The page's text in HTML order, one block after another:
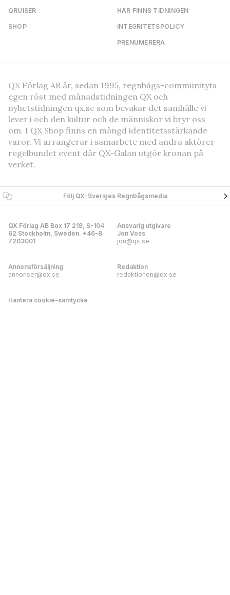
QRUISER
SHOP
HÄR FINNS TIDNINGEN
INTEGRITETSPOLICY
PRENUMERERA
QX Förlag AB är, sedan 1995, regnbågs-communityts
egen röst med månadstidningen QX och
nyhetstidningen qx.se som bevakar det samhälle vi
lever i och den kultur och de människor vi bryr oss
om. I QX Shop finns en mängd identitetsstärkande
varor. Vi arrangerar i samarbete med andra aktörer
regelbundet event där QX-Galan utgör kronan på
verket.
Följ QX-Sveriges Regnbågsmedia
QX Förlag AB Box 17 218, S-104
62 Stockholm, Sweden. +46-8
7203001
Ansvarig utgivare
Jon Voss
jon@qx.se
Annonsförsäljning
annonser@qx.se
Redaktion
redaktionen@qx.se
Hantera cookie-samtycke